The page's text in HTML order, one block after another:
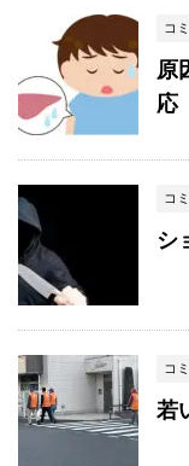
コ
原
応
コ
シ
コ
若